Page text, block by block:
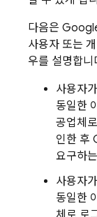
다음은
사용자 또는
우를 설명합니
사용자
동일한
공업체
인한 후
요구하
사용자
동일한